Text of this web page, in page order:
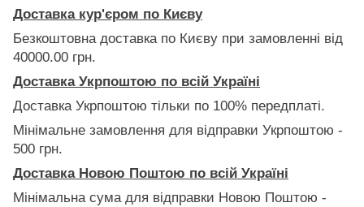
Доставка кур'єром по Києву
Безкоштовна доставка по Києву при замовленні від
40000.00 грн.
Доставка Укрпоштою по всій Україні
Доставка Укрпоштою тільки по 100% передплаті.
Мінімальне замовлення для відправки Укрпоштою -
500 грн.
Доставка Новою Поштою по всій Україні
Мінімальна сума для відправки Новою Поштою -